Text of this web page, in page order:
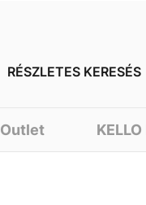
RÉSZLETES KERESÉS
Outlet